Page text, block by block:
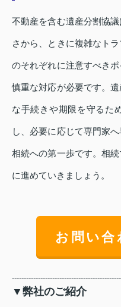
不動産を含む遺産分割協
さから、ときに複雑なト
のそれぞれに注意すべき
慎重な対応が必要です。
な手続きや期限を守るた
し、必要に応じて専門家
相続への第一歩です。相
に進めていきましょう。
お問い合
▼弊社のご紹介